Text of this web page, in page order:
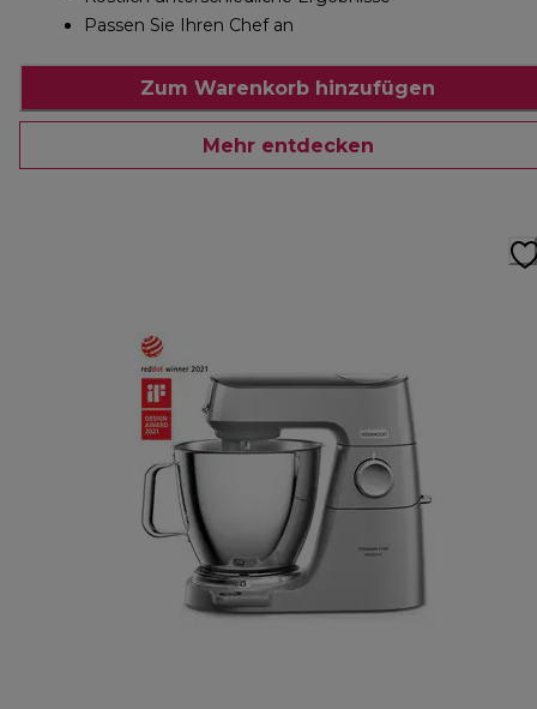
Passen Sie Ihren Chef an
Zum Warenkorb hinzufügen
Mehr entdecken